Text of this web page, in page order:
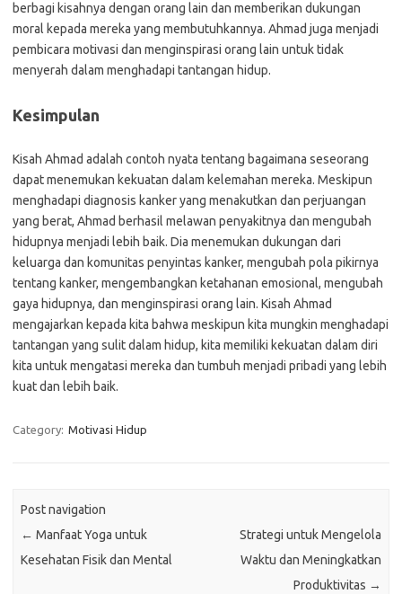
berbagi kisahnya dengan orang lain dan memberikan dukungan
moral kepada mereka yang membutuhkannya. Ahmad juga menjadi
pembicara motivasi dan menginspirasi orang lain untuk tidak
menyerah dalam menghadapi tantangan hidup.
Kesimpulan
Kisah Ahmad adalah contoh nyata tentang bagaimana seseorang
dapat menemukan kekuatan dalam kelemahan mereka. Meskipun
menghadapi diagnosis kanker yang menakutkan dan perjuangan
yang berat, Ahmad berhasil melawan penyakitnya dan mengubah
hidupnya menjadi lebih baik. Dia menemukan dukungan dari
keluarga dan komunitas penyintas kanker, mengubah pola pikirnya
tentang kanker, mengembangkan ketahanan emosional, mengubah
gaya hidupnya, dan menginspirasi orang lain. Kisah Ahmad
mengajarkan kepada kita bahwa meskipun kita mungkin menghadapi
tantangan yang sulit dalam hidup, kita memiliki kekuatan dalam diri
kita untuk mengatasi mereka dan tumbuh menjadi pribadi yang lebih
kuat dan lebih baik.
Category: Motivasi Hidup
Post navigation
← Manfaat Yoga untuk
Kesehatan Fisik dan Mental
Strategi untuk Mengelola
Waktu dan Meningkatkan
Produktivitas →